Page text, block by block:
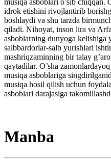
idrok etishini rivojlantirib
boshlaydi va shu tarzda
qiladi. Nihoyat, inson lira va
asboblarning dunyoga kelishiga
salbbardorlar-salb yurishlari
mashriqzaminning bir talay
qaytadilar. O’sha
musiqa asboblariga
musiqa hosil qilish uchun
asboblari darajasiga
Manba